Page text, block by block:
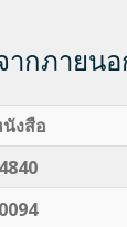
ากภายนอ
งสือ